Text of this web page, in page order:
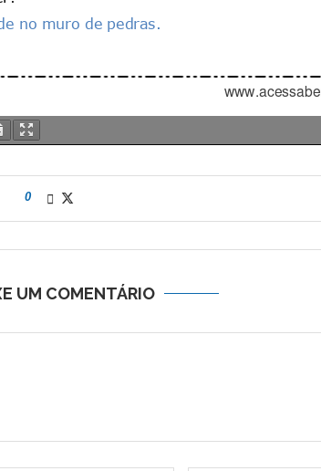
0
UM COMENTÁRIO